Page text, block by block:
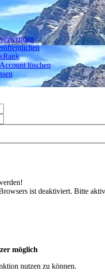
löschen
ist deaktiviert. Bitte
möglich
nutzen zu können.